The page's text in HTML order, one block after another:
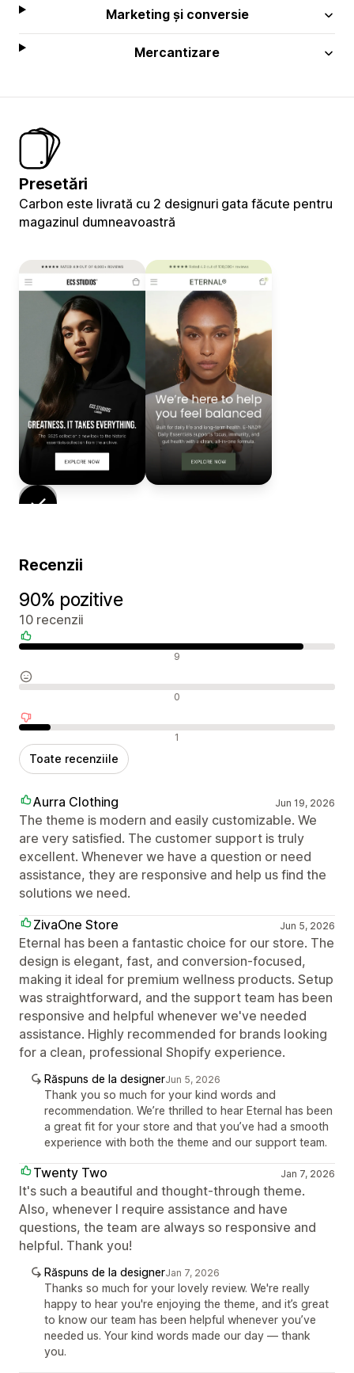
Marketing și conversie
Mercantizare
Presetări
Carbon este livrată cu 2 designuri gata făcute pentru
magazinul dumneavoastră
Recenzii
90% pozitive
10 recenzii
9
0
1
Toate recenziile
Aurra Clothing Jun 19, 2026
The theme is modern and easily customizable. We
are very satisfied. The customer support is truly
excellent. Whenever we have a question or need
assistance, they are responsive and help us find the
solutions we need.
ZivaOne Store
Jun 5, 2026
Eternal has been a fantastic choice for our store. The
design is elegant, fast, and conversion-focused,
making it ideal for premium wellness products. Setup
was straightforward, and the support team has been
responsive and helpful whenever we've needed
assistance. Highly recommended for brands looking
for a clean, professional Shopify experience.
Răspuns de la designerJun 5, 2026
Thank you so much for your kind words and
recommendation. We’re thrilled to hear Eternal has been
a great fit for your store and that you’ve had a smooth
experience with both the theme and our support team.
Twenty Two Jan 7, 2026
It's such a beautiful and thought-through theme.
Also, whenever I require assistance and have
questions, the team are always so responsive and
helpful. Thank you!
Răspuns de la designerJan 7, 2026
Thanks so much for your lovely review. We're really
happy to hear you're enjoying the theme, and it’s great
to know our team has been helpful whenever you’ve
needed us. Your kind words made our day — thank
you.